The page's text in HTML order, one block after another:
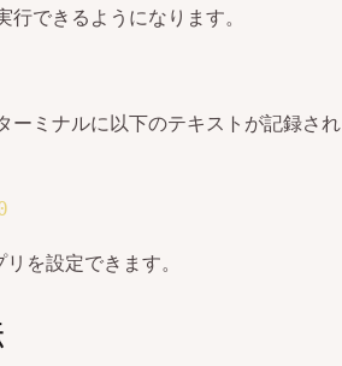
できるようになります。
ーミナルに以下のテキストが記録され
を設定できます。